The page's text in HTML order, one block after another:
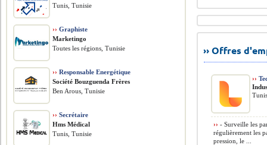
›› Offres
››
›› - Surveille les
régulièrement les
pression, le ...
Tunis, Tunisie
›› Graphiste
Marketingo
Toutes les régions, Tunisie
›› Responsable Energétique
Société Bouzguenda Frères
Ben Arous, Tunisie
›› Secrétaire
Hms Médical
Tunis, Tunisie